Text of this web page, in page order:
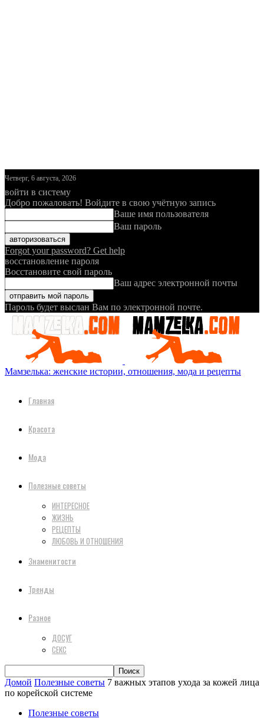
Четверг, 6 августа, 2026
войти в систему
Добро пожаловать! Войдите в свою учётную запись
Ваше имя пользователя
Ваш пароль
Forgot your password? Get help
восстановление пароля
Восстановите свой пароль
Ваш адрес электронной почты
Пароль будет выслан Вам по электронной почте.
Мамзелька: женские истории, отношения, мода и рецепты
Главная
Красота
Мода
Полезные советы
ИНТЕРЕСНОЕ
ЖИЗНЬ
РЕЦЕПТЫ
ЛЮБОВЬ И ОТНОШЕНИЯ
Знаменитости
Тренды
Разное
ДОСУГ
СЕКС
Домой Полезные советы 7 важных этапов ухода за кожей лица
по корейской системе
Полезные советы